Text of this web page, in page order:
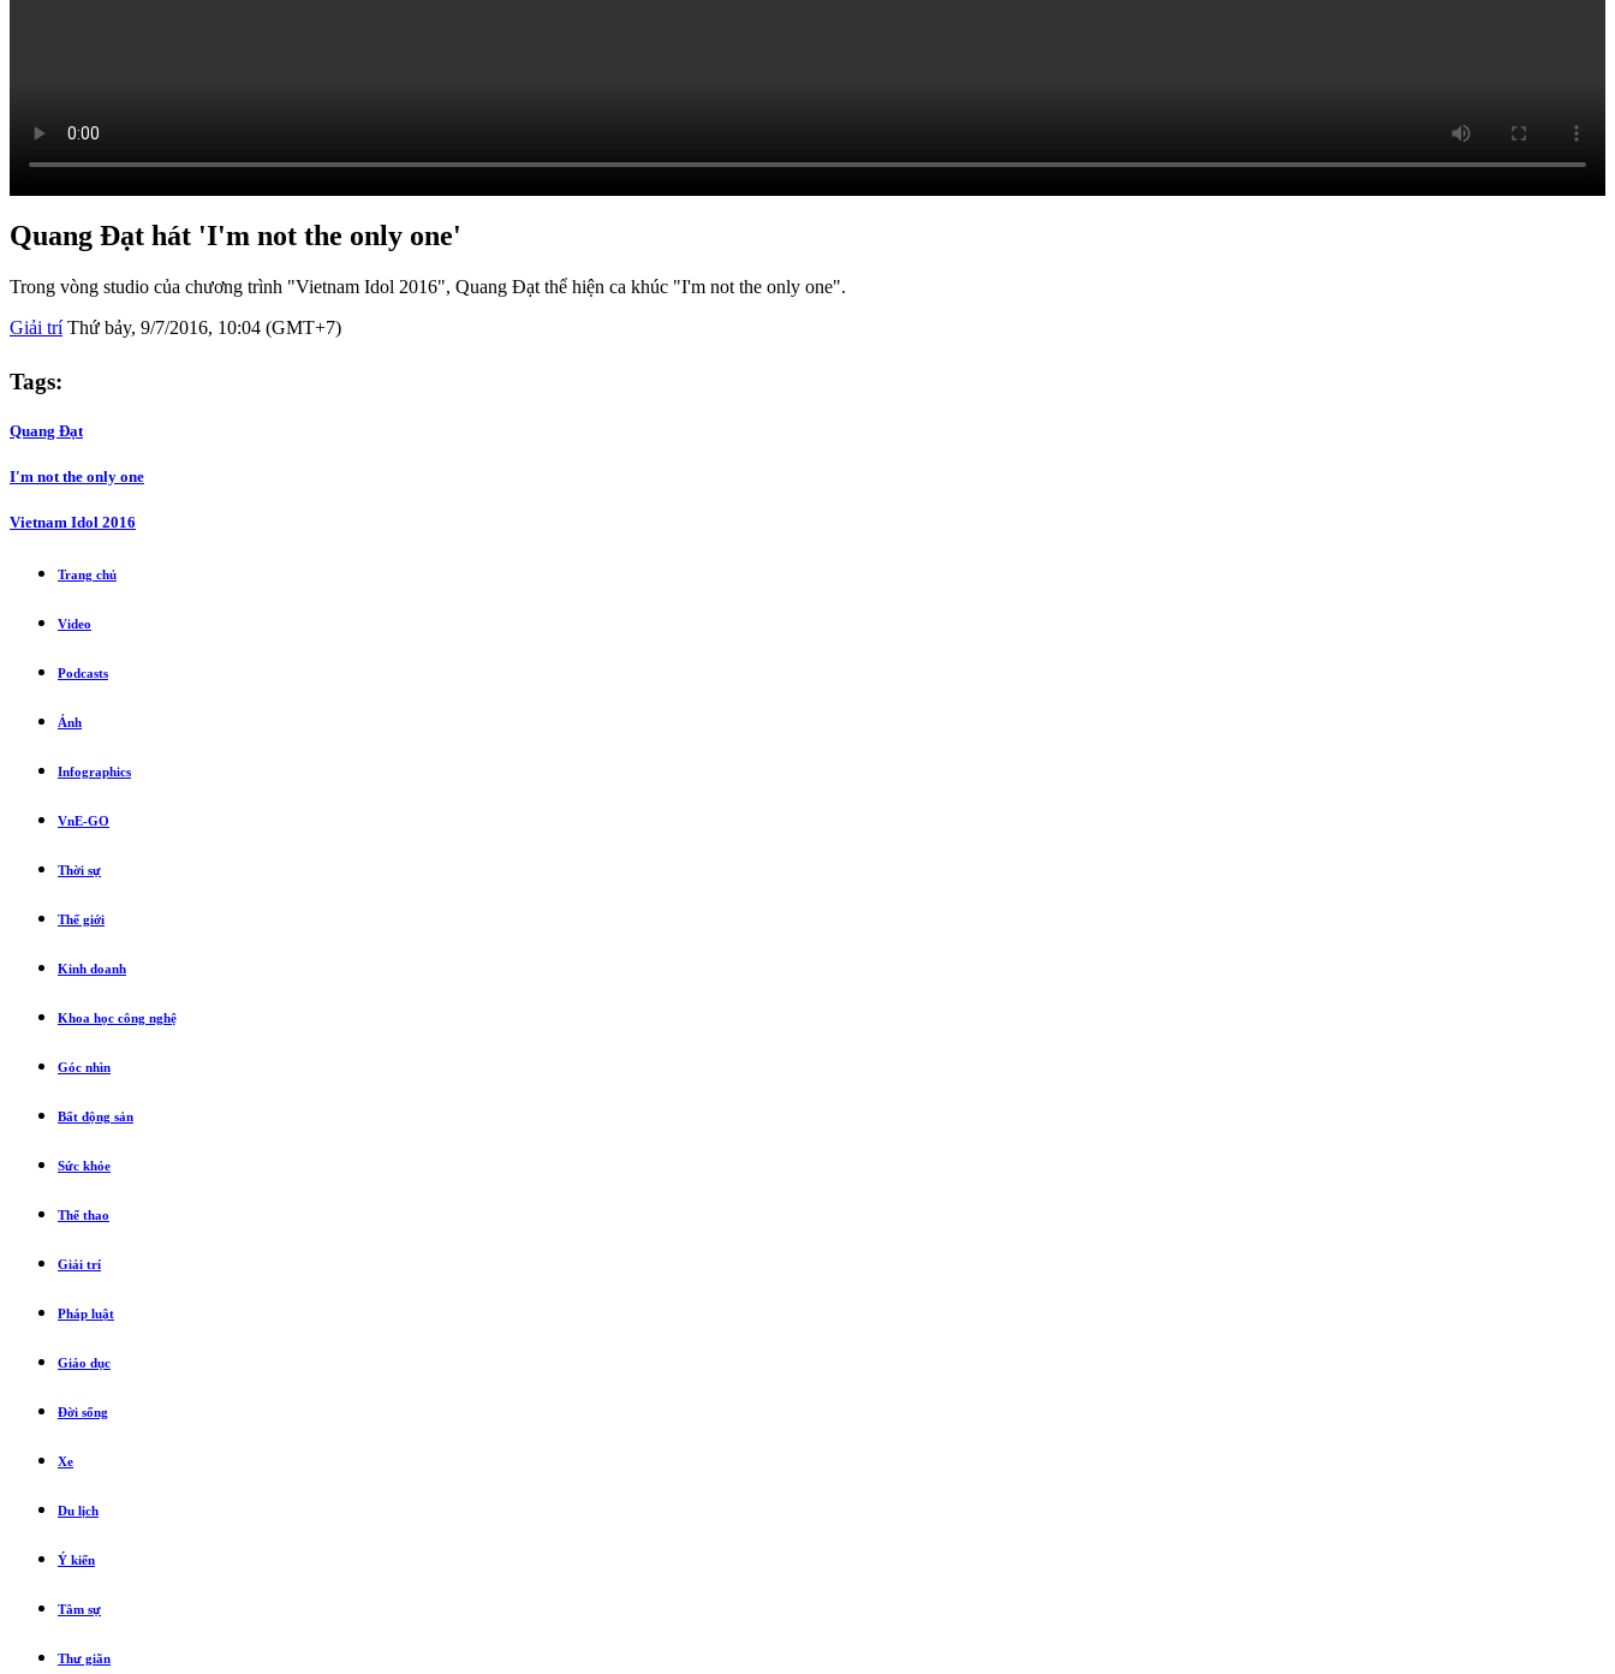
Quang Đạt hát 'I'm not the only one'
Trong vòng studio của chương trình "Vietnam Idol 2016", Quang Đạt thể hiện ca khúc "I'm not the only one".
Giải trí Thứ bảy, 9/7/2016, 10:04 (GMT+7)
Tags:
Quang Đạt
I'm not the only one
Vietnam Idol 2016
Trang chủ
Video
Podcasts
Ảnh
Infographics
VnE-GO
Thời sự
Thế giới
Kinh doanh
Khoa học công nghệ
Góc nhìn
Bất động sản
Sức khỏe
Thể thao
Giải trí
Pháp luật
Giáo dục
Đời sống
Xe
Du lịch
Ý kiến
Tâm sự
Thư giãn